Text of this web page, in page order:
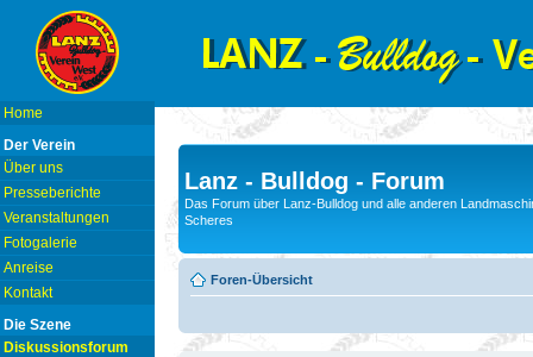
Home
Der Verein
Über uns
Presseberichte
Veranstaltungen
Fotogalerie
Anreise
Kontakt
Die Szene
Diskussionsforum
Lanz - Bulldog - Forum
Das Forum über Lanz-Bulldog und alle anderen
Scheres
Foren-Übersicht